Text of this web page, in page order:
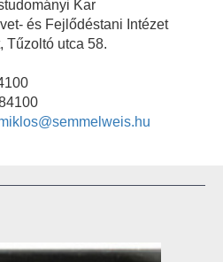
Kar
és Fejlődéstani Intézet
Tűzoltó utca 58.